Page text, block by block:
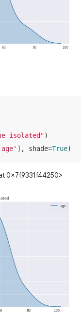
isolated")
], shade=True)
0x7f9331f44250>